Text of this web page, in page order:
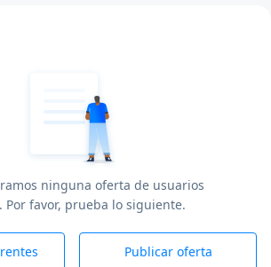
ninguna oferta de usuarios
Por favor, prueba lo siguiente.
Publicar oferta